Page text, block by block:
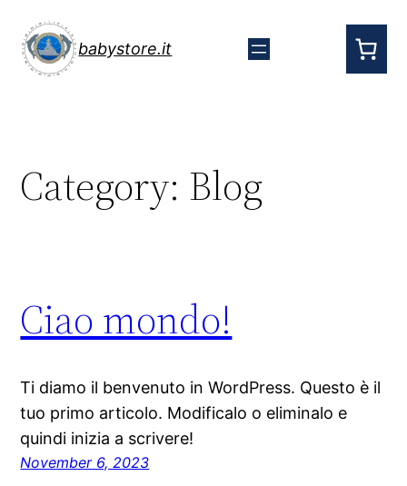
babystore.it
Category: Blog
Ciao mondo!
Ti diamo il benvenuto in WordPress. Questo è il
tuo primo articolo. Modificalo o eliminalo e
quindi inizia a scrivere!
November 6, 2023